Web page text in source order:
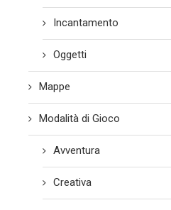
Incantamento
Oggetti
Mappe
Modalità di Gioco
Avventura
Creativa